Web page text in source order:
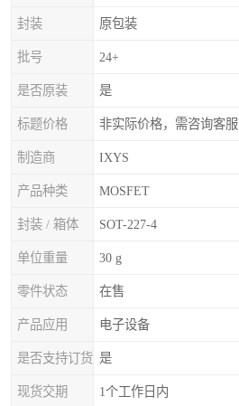
封装 原包装
批号 24+
是否原装 是
标题价格 非实际价格，需咨询客服
制造商 IXYS
产品种类 MOSFET
封装 / 箱体 SOT-227-4
单位重量 30 g
零件状态 在售
产品应用 电子设备
是否支持订货 是
现货交期 1个工作日内